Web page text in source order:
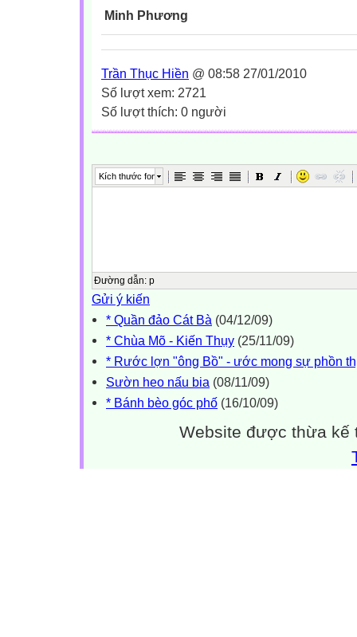
Minh Phương
Trần Thục Hiền @ 08:58 27/01/2010
Số lượt xem: 2721
Số lượt thích: 0 người
Kích thước font
Đường dẫn: p
Gửi ý kiến
* Quần đảo Cát Bà (04/12/09)
* Chùa Mõ - Kiến Thụy (25/11/09)
* Rước lợn "ông Bồ" - ước mong sự phồn
Sườn heo nấu bia (08/11/09)
* Bánh bèo góc phố (16/10/09)
Website được thừa